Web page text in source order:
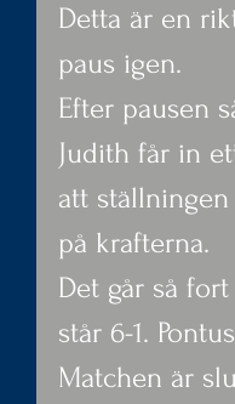
Detta är en
paus igen.
Efter pausen
Judith får in
att
på krafterna.
Det går så
står 6-1.
Matchen är